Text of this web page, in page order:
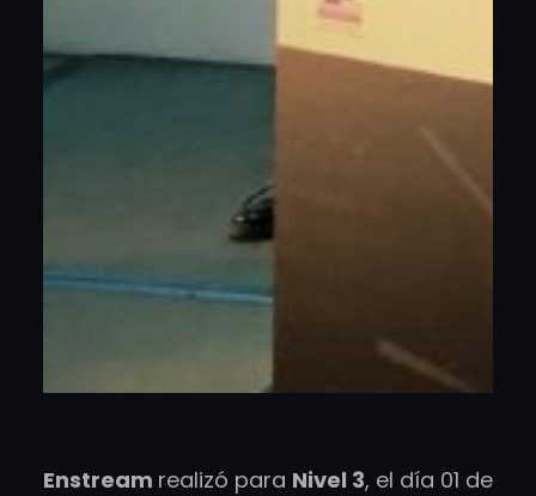
Enstream realizó para Nivel 3, el día 01 de